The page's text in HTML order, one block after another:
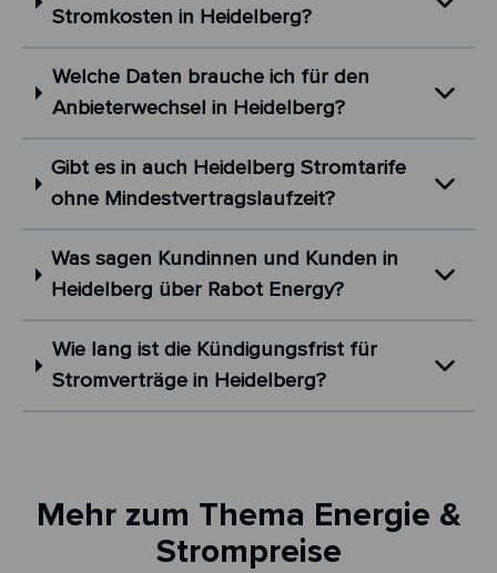
Stromkosten in Heidelberg?
Welche Daten brauche ich für den
Anbieterwechsel in Heidelberg?
Gibt es in auch Heidelberg Stromtarife
ohne Mindestvertragslaufzeit?
Was sagen Kundinnen und Kunden in
Heidelberg über Rabot Energy?
Wie lang ist die Kündigungsfrist für
Stromverträge in Heidelberg?
Mehr zum Thema Energie &
Strompreise